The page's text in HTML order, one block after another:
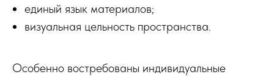
единый язык материалов;
визуальная цельность пространства.
Особенно востребованы индивидуальные